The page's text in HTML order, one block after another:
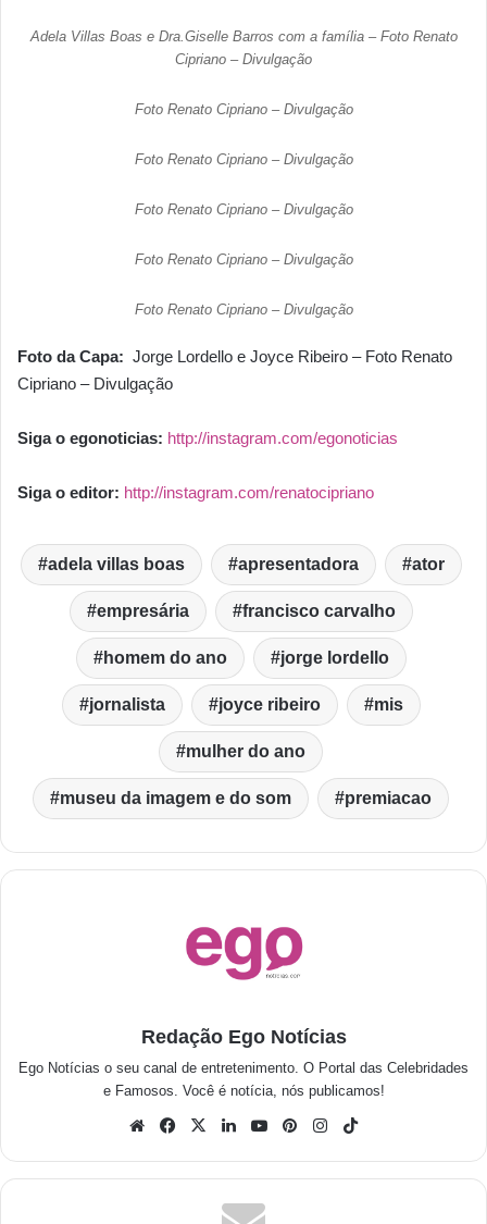
Adela Villas Boas e Dra.Giselle Barros com a família – Foto Renato
Cipriano – Divulgação
Foto Renato Cipriano – Divulgação
Foto Renato Cipriano – Divulgação
Foto Renato Cipriano – Divulgação
Foto Renato Cipriano – Divulgação
Foto Renato Cipriano – Divulgação
Foto da Capa: Jorge Lordello e Joyce Ribeiro – Foto Renato
Cipriano – Divulgação
Siga o egonoticias: http://instagram.com/egonoticias
Siga o editor: http://instagram.com/renatocipriano
adela villas boas apresentadora ator
empresária francisco carvalho
homem do ano jorge lordello
jornalista joyce ribeiro mis
mulher do ano
museu da imagem e do som premiacao
Redação Ego Notícias
Ego Notícias o seu canal de entretenimento. O Portal das Celebridades
e Famosos. Você é notícia, nós publicamos!